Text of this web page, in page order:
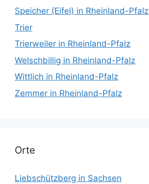
Speicher (Eifel) in Rheinland-Pfalz
Trier
Trierweiler in Rheinland-Pfalz
Welschbillig in Rheinland-Pfalz
Wittlich in Rheinland-Pfalz
Zemmer in Rheinland-Pfalz
Orte
Liebschützberg in Sachsen